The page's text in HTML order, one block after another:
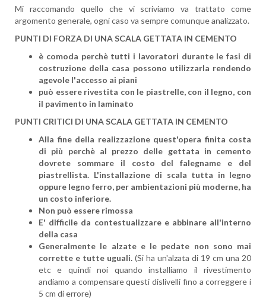
Mi raccomando quello che vi scriviamo va trattato come
argomento generale, ogni caso va sempre comunque analizzato.
PUNTI DI FORZA DI UNA SCALA GETTATA IN CEMENTO
è comoda perchè tutti i lavoratori durante le fasi di
costruzione della casa possono utilizzarla rendendo
agevole l'accesso ai piani
può essere rivestita con le piastrelle, con il legno, con
il pavimento in laminato
PUNTI CRITICI DI UNA SCALA GETTATA IN CEMENTO
Alla fine della realizzazione quest'opera finita costa
di più perchè al prezzo delle gettata in cemento
dovrete sommare il costo del falegname e del
piastrellista. L'installazione di scala tutta in legno
oppure legno ferro, per ambientazioni più moderne, ha
un costo inferiore.
Non può essere rimossa
E' difficile da contestualizzare e abbinare all'interno
della casa
Generalmente le alzate e le pedate non sono mai
corrette e tutte uguali. (Si ha un'alzata di 19 cm una 20
etc e quindi noi quando installiamo il rivestimento
andiamo a compensare questi dislivelli fino a correggere i
5 cm di errore)